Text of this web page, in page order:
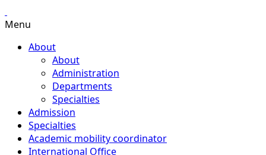
Menu
About
About
Administration
Departments
Specialties
Admission
Specialties
Academic mobility coordinator
International Office